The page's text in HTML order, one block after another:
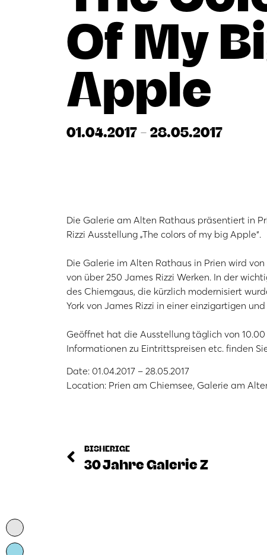
Of My
Apple
01.04.2017 - 28.05.2017
Die Galerie am Alten Rathaus präsentiert in
Rizzi Ausstellung „The colors of my big Apple“.
Die Galerie im Alten Rathaus in Prien wird
von über 250 James Rizzi Werken. In der
des Chiemgaus, die kürzlich modernisiert
York von James Rizzi in einer einzigartigen
Geöffnet hat die Ausstellung täglich von 10.00
Informationen zu Eintrittspreisen etc. finden
Date: 01.04.2017 – 28.05.2017
Location: Prien am Chiemsee, Galerie am
BISHERIGE
30 Jahre Galerie Z